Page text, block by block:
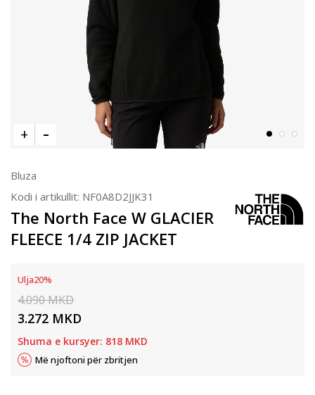
Bluza
Kodi i artikullit: NF0A8D2JJK31
The North Face W GLACIER
FLEECE 1/4 ZIP JACKET
Ulja20%
4.090MKD
3.272 MKD
Shuma e kursyer: 818 MKD
Më njoftoni për zbritjen